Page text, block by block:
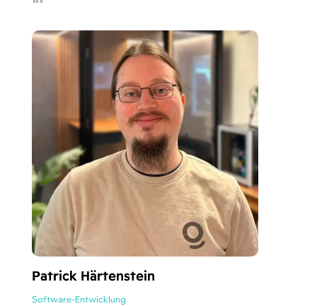
Patrick Härtenstein
Software-Entwicklung